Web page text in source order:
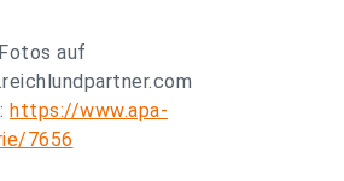
auf
https://www.apa-
7656